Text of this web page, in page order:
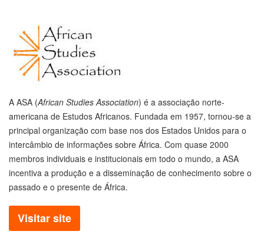
A ASA (African Studies Association) é a associação norte-
americana de Estudos Africanos. Fundada em 1957, tornou-se a
principal organização com base nos dos Estados Unidos para o
intercâmbio de informações sobre África. Com quase 2000
membros individuais e institucionais em todo o mundo, a ASA
incentiva a produção e a disseminação de conhecimento sobre o
passado e o presente de África.
Visitar site